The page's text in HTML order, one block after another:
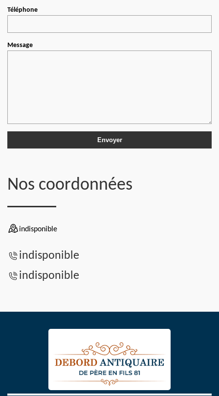
Téléphone
Message
Nos coordonnées
indisponible
indisponible
indisponible